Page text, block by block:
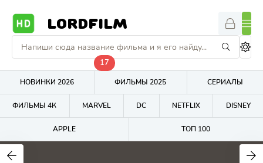
LORDFILM
НОВИНКИ 2026
17
ФИЛЬМЫ 2025 СЕРИАЛЫ
ФИЛЬМЫ 4К MARVEL DC NETFLIX DISNEY
APPLE ТОП 100